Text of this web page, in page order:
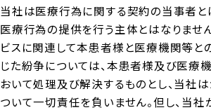
当社は医療行為に関する契約の当事者と
医療行為の提供を行う主体とはなりませ
ビスに関連して本患者様と医療機関等と
じた紛争については、本患者様及び医療
おいて処理及び解決するものとし、当社
ついて一切責任を負いません。但し、当